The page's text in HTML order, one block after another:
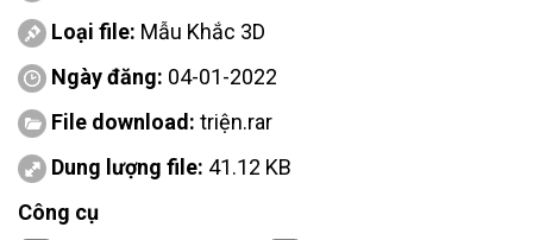
Loại file: Mẫu Khắc 3D
Ngày đăng: 04-01-2022
File download: triện.rar
Dung lượng file: 41.12 KB
Công cụ